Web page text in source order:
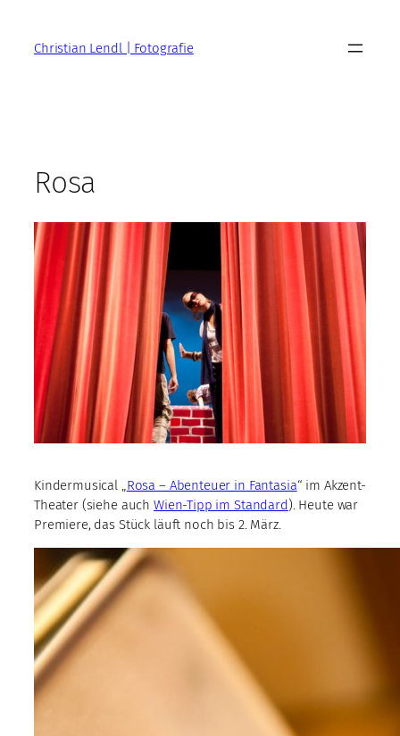
springenChristian Lendl | Fotografie
Rosa
Kindermusical „Rosa – Abenteuer in Fantasia“ im Akzent-
Theater (siehe auch Wien-Tipp im Standard). Heute war
Premiere, das Stück läuft noch bis 2. März.